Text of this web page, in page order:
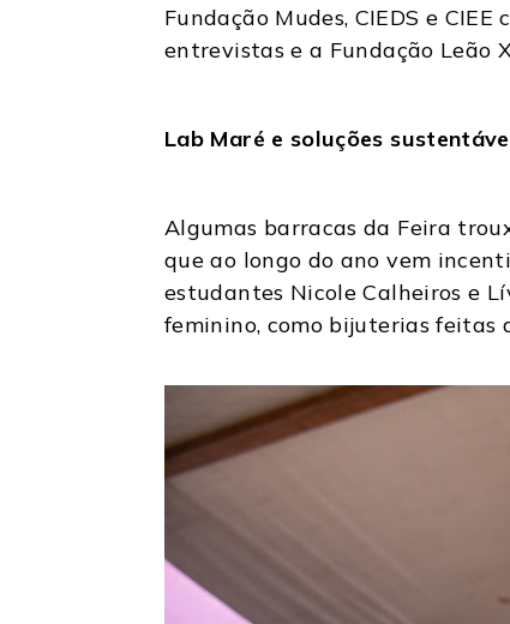
Fundação Mudes, CIEDS e
entrevistas e a Fundação Leão
Lab Maré e soluções
Algumas barracas da Feira
que ao longo do ano vem
estudantes Nicole Calheiros e
feminino, como bijuterias feitas